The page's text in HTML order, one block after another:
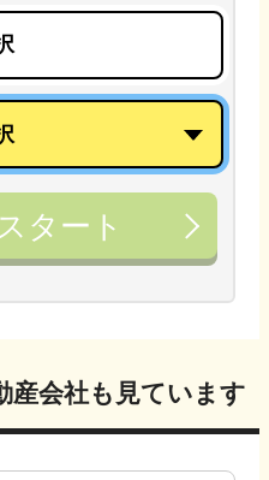
タート
産会社も見ています